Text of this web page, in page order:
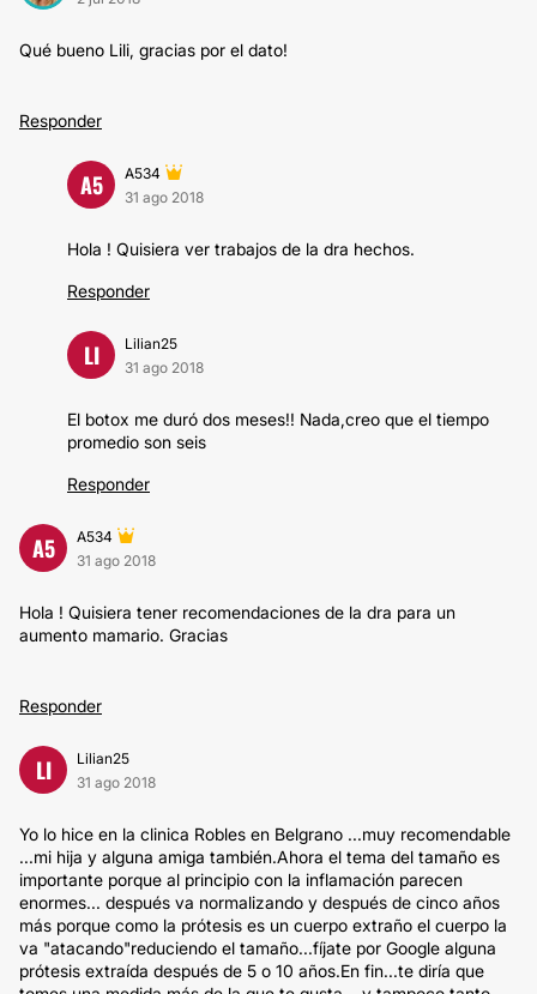
Qué bueno Lili, gracias por el dato!
Responder
A5
A534
31 ago 2018
Hola ! Quisiera ver trabajos de la dra hechos.
Responder
LI
Lilian25
31 ago 2018
El botox me duró dos meses!! Nada,creo que el tiempo
promedio son seis
Responder
A5
A534
31 ago 2018
Hola ! Quisiera tener recomendaciones de la dra para un
aumento mamario. Gracias
Responder
LI
Lilian25
31 ago 2018
Yo lo hice en la clinica Robles en Belgrano ...muy recomendable
...mi hija y alguna amiga también.Ahora el tema del tamaño es
importante porque al principio con la inflamación parecen
enormes... después va normalizando y después de cinco años
más porque como la prótesis es un cuerpo extraño el cuerpo la
va "atacando"reduciendo el tamaño...fíjate por Google alguna
prótesis extraída después de 5 o 10 años.En fin...te diría que